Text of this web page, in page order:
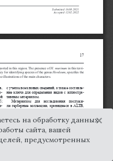
на обработку данных
сайта, вашей
предусмотренных
×